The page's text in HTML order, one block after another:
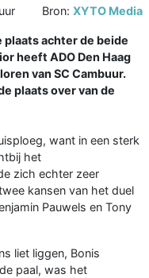
Bron: XYTO Media
plaats achter de beide
heeft ADO Den Haag
van SC Cambuur.
plaats over van de
want in een sterk
het
zich echter zeer
kansen van het duel
Pauwels en Tony
liet liggen, Bonis
paal, was het